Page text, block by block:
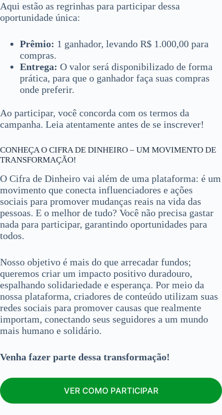
Aqui estão as regrinhas para participar dessa
oportunidade única:
Prêmio: 1 ganhador, levando R$ 1.000,00 para
compras.
Entrega: O valor será disponibilizado de forma
prática, para que o ganhador faça suas compras
onde preferir.
Ao participar, você concorda com os termos da
campanha. Leia atentamente antes de se inscrever!
CONHEÇA O CIFRA DE DINHEIRO – UM MOVIMENTO DE
TRANSFORMAÇÃO!
O Cifra de Dinheiro vai além de uma plataforma: é um
movimento que conecta influenciadores e ações
sociais para promover mudanças reais na vida das
pessoas. E o melhor de tudo? Você não precisa gastar
nada para participar, garantindo oportunidades para
todos.
Nosso objetivo é mais do que arrecadar fundos;
queremos criar um impacto positivo duradouro,
espalhando solidariedade e esperança. Por meio da
nossa plataforma, criadores de conteúdo utilizam suas
redes sociais para promover causas que realmente
importam, conectando seus seguidores a um mundo
mais humano e solidário.
Venha fazer parte dessa transformação!
VER COMO PARTICIPAR